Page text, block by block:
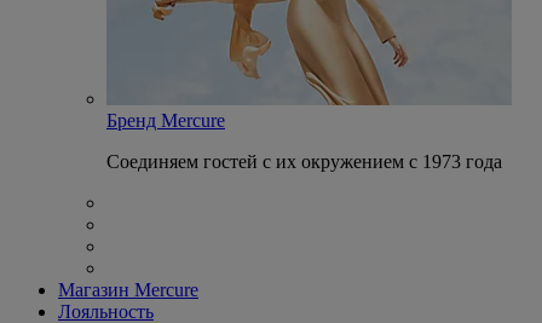
Бренд Mercure
Соединяем гостей с их окружением с 1973 года
Магазин Mercure
Лояльность